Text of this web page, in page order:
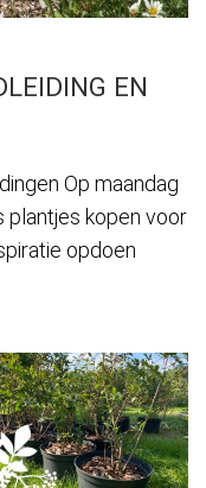
EN
Op maandag
plantjes kopen voor
opdoen